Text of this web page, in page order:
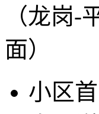
（龙岗
面）
小区